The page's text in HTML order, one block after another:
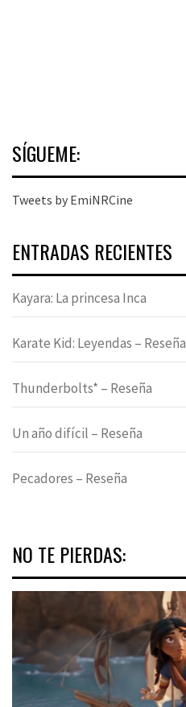
SÍGUEME:
Tweets by EmiNRCine
ENTRADAS RECIENTES
Kayara: La princesa Inca
Karate Kid: Leyendas – Reseña
Thunderbolts* – Reseña
Un año difícil – Reseña
Pecadores – Reseña
NO TE PIERDAS: